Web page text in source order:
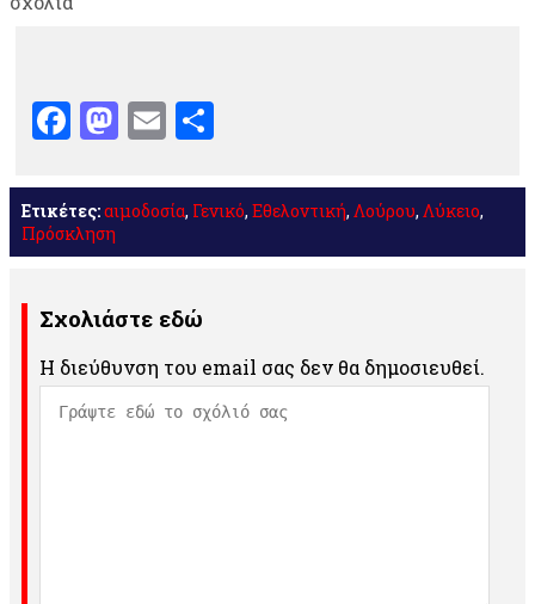
Facebook
Mastodon
Email
Ετικέτες:αιμοδοσία, Γενικό, Εθελοντική, Λούρου, Λύκειο,
Πρόσκληση
Σχολιάστε εδώ
Η διεύθυνση του email σας δεν θα δημοσιευθεί.